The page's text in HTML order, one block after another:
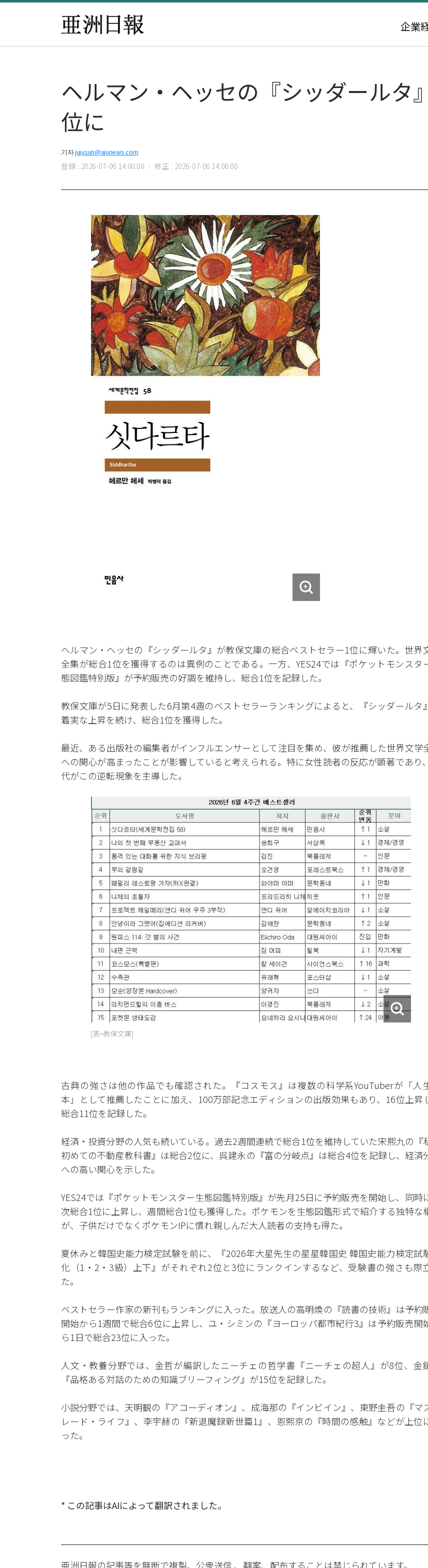
企業
ヘルマン・ヘッセの『シッダールタ
位に
기자jujusun@ajunews.com
登録 : 2026-07-06 14:00:00 修正 : 2026-07-06 14:00:00
ヘルマン・ヘッセの『シッダールタ』が教保文庫の総合ベストセラー1位に輝いた。世界
全集が総合1位を獲得するのは異例のことである。一方、YES24では『ポケットモンスタ
態図鑑特別版』が予約販売の好調を維持し、総合1位を記録した。
教保文庫が5日に発表した6月第4週のベストセラーランキングによると、『シッダールタ
着実な上昇を続け、総合1位を獲得した。
最近、ある出版社の編集者がインフルエンサーとして注目を集め、彼が推薦した世界文学
への関心が高まったことが影響していると考えられる。特に女性読者の反応が顕著であり
代がこの逆転現象を主導した。
[表=教保文庫]
古典の強さは他の作品でも確認された。『コスモス』は複数の科学系YouTuberが「人
本」として推薦したことに加え、100万部記念エディションの出版効果もあり、16位上昇
総合11位を記録した。
経済・投資分野の人気も続いている。過去2週間連続で総合1位を維持していた宋熙九の『
初めての不動産教科書』は総合2位に、呉建永の『富の分岐点』は総合4位を記録し、経済
への高い関心を示した。
YES24では『ポケットモンスター生態図鑑特別版』が先月25日に予約販売を開始し、同時
次総合1位に上昇し、週間総合1位も獲得した。ポケモンを生態図鑑形式で紹介する独特な
が、子供だけでなくポケモンIPに慣れ親しんだ大人読者の支持も得た。
夏休みと韓国史能力検定試験を前に、『2026年大星先生の星星韓国史 韓国史能力検定試
化（1・2・3級）上下』がそれぞれ2位と3位にランクインするなど、受験書の強さも際
た。
ベストセラー作家の新刊もランキングに入った。放送人の高明煥の『読書の技術』は予約
開始から1週間で総合6位に上昇し、ユ・シミンの『ヨーロッパ都市紀行3』は予約販売開
ら1日で総合23位に入った。
人文・教養分野では、金哲が編訳したニーチェの哲学書『ニーチェの超人』が8位、金
『品格ある対話のための知識ブリーフィング』が15位を記録した。
小説分野では、天明観の『アコーディオン』、成海那の『インビイン』、東野圭吾の『マ
レード・ライフ』、李宇赫の『新退魔録新世篇1』、恩熙京の『時間の感触』などが上位
った。
* この記事はAIによって翻訳されました。
亜洲日報の記事等を無断で複製、公衆送信 、翻案、配布することは禁じられています。